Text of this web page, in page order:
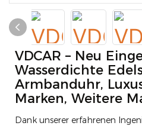
VDCAR – Neu
Wasserdichte
Armbanduhr,
Marken, Weitere
Dank unserer erfahrenen